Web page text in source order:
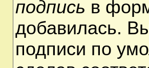
подпись в
добавилась.
подписи по